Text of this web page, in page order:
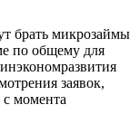
брать микрозаймы
по общему для
заявок,
момента